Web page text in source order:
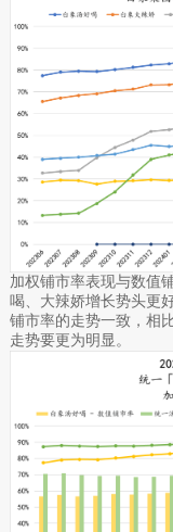
加权铺市率表现与数值
喝、大辣娇增长势头更
铺市率的走势一致，相
走势要更为明显。